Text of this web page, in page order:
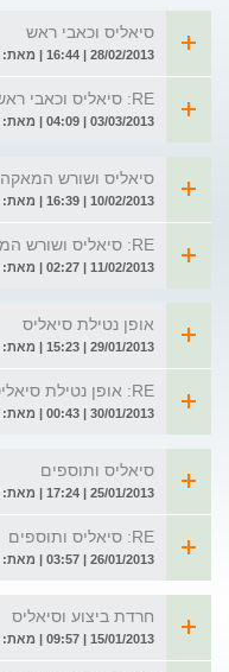
סיאליס וכאבי ראש
28/02/2013 | 16:44 | מאת: שי
RE: סיאליס וכאבי ראש
03/03/2013 | 04:09 | מאת: מתמצא
סיאליס ושורש המאקה
10/02/2013 | 16:39 | מאת: אורי
RE: סיאליס ושורש המאקה
11/02/2013 | 02:27 | מאת: מתמצא
אופן נטילת סיאליס
29/01/2013 | 15:23 | מאת: אורי
RE: אופן נטילת סיאליס
30/01/2013 | 00:43 | מאת: מתמצא
סיאליס ותוספים
25/01/2013 | 17:24 | מאת: שי
RE: סיאליס ותוספים
26/01/2013 | 03:57 | מאת: מתמצא
חרדת ביצוע וסיאליס
15/01/2013 | 09:57 | מאת: שלומי